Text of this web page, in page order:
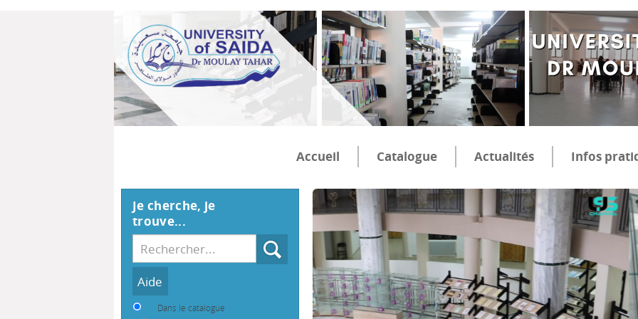
Accueil Catalogue Actualités Infos
Je cherche, je
trouve...
Recherche
Dans le catalogue